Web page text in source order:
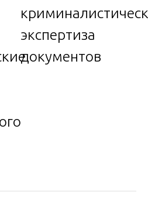
экспертиза
документов